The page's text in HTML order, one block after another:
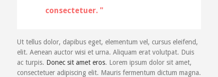
consectetuer.
Ut tellus dolor, dapibus eget, elementum vel, cursus eleifend,
elit. Aenean auctor wisi et urna. Aliquam erat volutpat. Duis
ac turpis. Donec sit amet eros. Lorem ipsum dolor sit amet,
consectetuer adipiscing elit. Mauris fermentum dictum magna.